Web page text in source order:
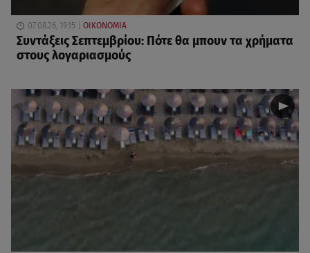
07.08.26, 19:15 ΟΙΚΟΝΟΜΙΑ
Συντάξεις Σεπτεμβρίου: Πότε θα μπουν τα χρήματα
στους λογαριασμούς